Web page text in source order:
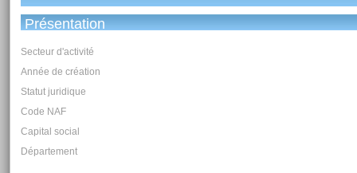
Présentation
Secteur d'activité
Année de création
Statut juridique
Code NAF
Capital social
Département